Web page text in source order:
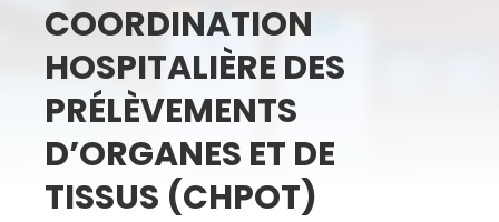
COORDINATION
HOSPITALIÈRE DES
PRÉLÈVEMENTS
D’ORGANES ET DE
TISSUS (CHPOT)